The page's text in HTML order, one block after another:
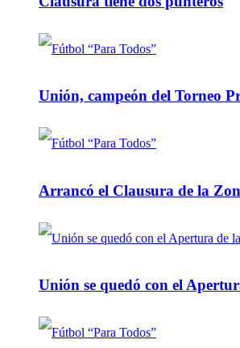
Unión, campeón del Torneo
Arrancó el Clausura de la
Unión se quedó con el